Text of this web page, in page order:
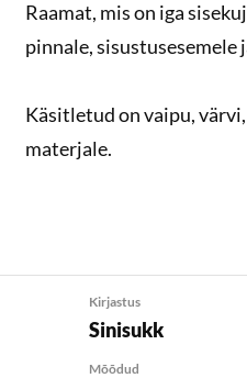
Raamat, mis on iga
pinnale, sisustusesemele
Käsitletud on vaipu,
materjale.
Kirjastus
Sinisukk
Mõõdud